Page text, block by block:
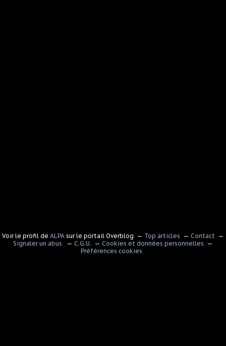
Voir le profil de ALPA sur le portail Overblog Top articles
Contact
Signaler un abus
C.G.U.
Cookies et données personnelles
Préférences cookies